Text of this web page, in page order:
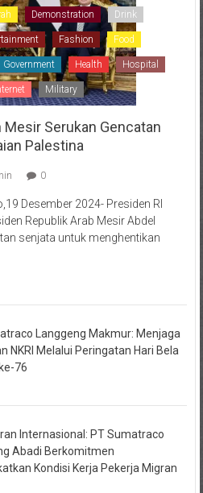
Demonstration Drink
Fashion Food
Government Health Hospital
Military
Serukan Gencatan
Palestina
0
Desember 2024- Presiden RI
Republik Arab Mesir Abdel
senjata untuk menghentikan
Langgeng Makmur: Menjaga
NKRI Melalui Peringatan Hari Bela
76
Internasional: PT Sumatraco
Abadi Berkomitmen
Kondisi Kerja Pekerja Migran